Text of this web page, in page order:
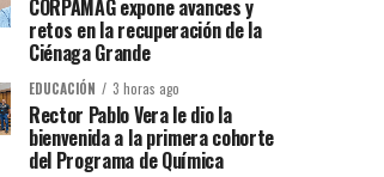
CORPAMAG expone avances y
retos en la recuperación de la
Ciénaga Grande
EDUCACIÓN 3 horas ago
Rector Pablo Vera le dio la
bienvenida a la primera cohorte
del Programa de Química